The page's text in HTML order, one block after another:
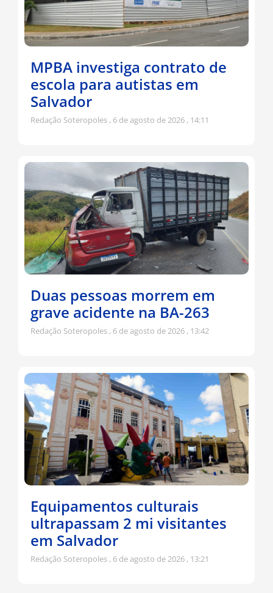
MPBA investiga contrato de
escola para autistas em
Salvador
Redação Soteropoles 6 de agosto de 2026 14:11
Duas pessoas morrem em
grave acidente na BA-263
Redação Soteropoles 6 de agosto de 2026 13:42
Equipamentos culturais
ultrapassam 2 mi visitantes
em Salvador
Redação Soteropoles 6 de agosto de 2026 13:21